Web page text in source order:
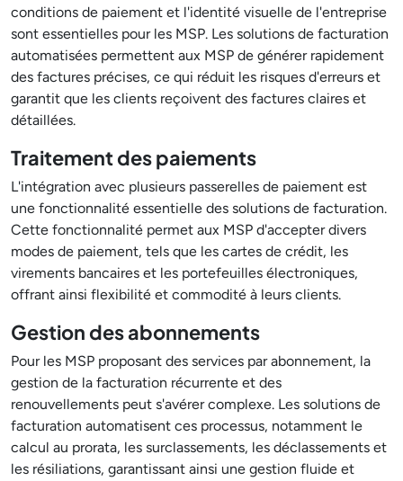
conditions de paiement et l'identité visuelle de l'entreprise
sont essentielles pour les MSP. Les solutions de facturation
automatisées permettent aux MSP de générer rapidement
des factures précises, ce qui réduit les risques d'erreurs et
garantit que les clients reçoivent des factures claires et
détaillées.
Traitement des paiements
L'intégration avec plusieurs passerelles de paiement est
une fonctionnalité essentielle des solutions de facturation.
Cette fonctionnalité permet aux MSP d'accepter divers
modes de paiement, tels que les cartes de crédit, les
virements bancaires et les portefeuilles électroniques,
offrant ainsi flexibilité et commodité à leurs clients.
Gestion des abonnements
Pour les MSP proposant des services par abonnement, la
gestion de la facturation récurrente et des
renouvellements peut s'avérer complexe. Les solutions de
facturation automatisent ces processus, notamment le
calcul au prorata, les surclassements, les déclassements et
les résiliations, garantissant ainsi une gestion fluide et